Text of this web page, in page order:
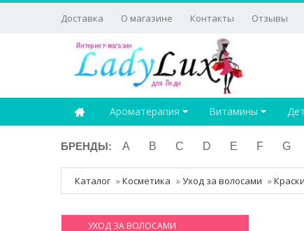
Доставка О магазине Контакты Отзывы
Ароматерапия Витамины
БРЕНДЫ: A B C D E F G
Каталог »Косметика »Уход за волосами »
УХОД ЗА ВОЛОСАМИ